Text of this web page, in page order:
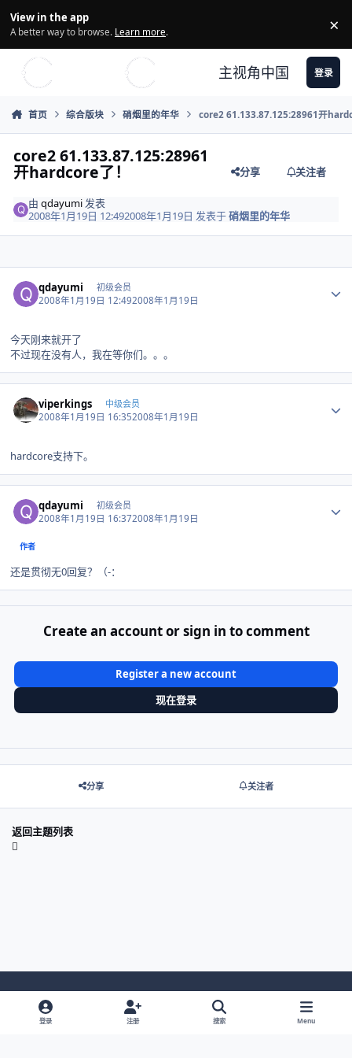
View in the app
A better way to browse. Learn more. ×
主视角中国 登录
首页 综合版块 硝烟里的年华 core2 61.133.87.125:28961开
core2 61.133.87.125:28961
开hardcore了！ 分享 关注者
由qdayumi 发表
2008年1月19日 12:492008年1月19日 发表于硝烟里的年华
qdayumi 初级会员
2008年1月19日 12:492008年1月19日
今天刚来就开了
不过现在没有人，我在等你们。。。
viperkings 中级会员
2008年1月19日 16:352008年1月19日
hardcore支持下。
qdayumi 初级会员
2008年1月19日 16:372008年1月19日
作者
还是贯彻无0回复？（-：
Create an account or sign in to comment
Register a new account
现在登录
分享 关注者
返回主题列表
Light ModeDark ModeSystem Preference
登录 注册 搜索 Menu